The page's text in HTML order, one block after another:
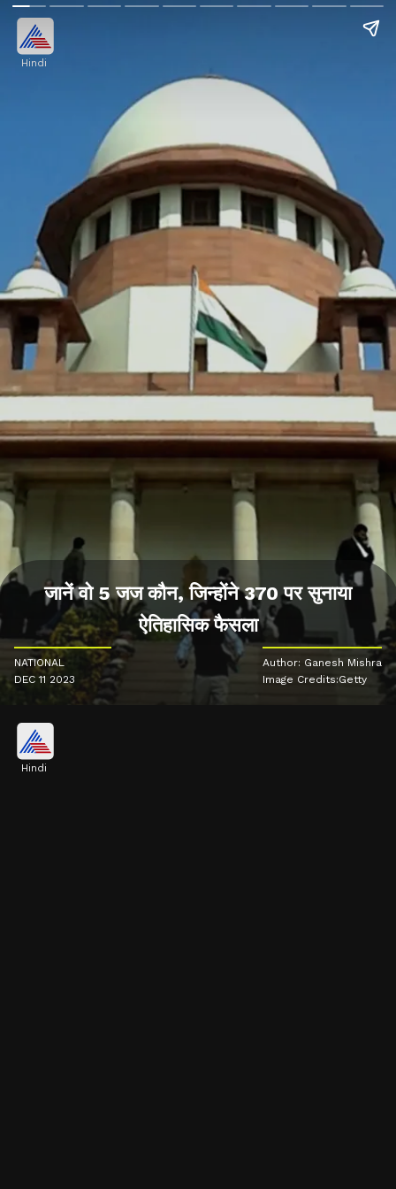
Hindi
जानें वो 5 जज कौन, जिन्होंने 370 पर सुनाया
ऐतिहासिक फैसला
NATIONAL
DEC 11 2023
Author: Ganesh Mishra
Image Credits:Getty
Hindi